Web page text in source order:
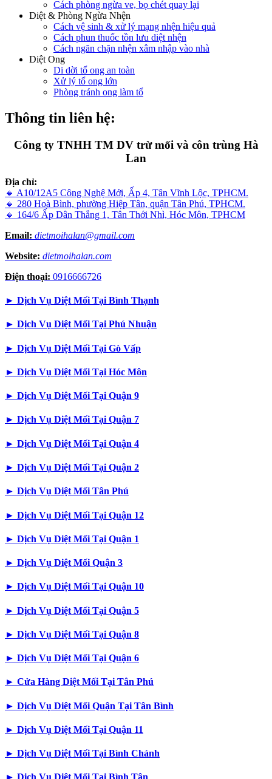
Cách phòng ngừa ve, bọ chét quay lại
Diệt & Phòng Ngừa Nhện
Cách vệ sinh & xử lý mạng nhện hiệu quả
Cách phun thuốc tồn lưu diệt nhện
Cách ngăn chặn nhện xâm nhập vào nhà
Diệt Ong
Di dời tổ ong an toàn
Xử lý tổ ong lớn
Phòng tránh ong làm tổ
Thông tin liên hệ:
Công ty TNHH TM DV trừ mối và côn trùng Hà
Lan
Địa chỉ:
🔸 A10/12A5 Công Nghệ Mới, Ấp 4, Tân Vĩnh Lộc, TPHCM.
🔸 280 Hoà Bình, phường Hiệp Tân, quận Tân Phú, TPHCM.
🔸 164/6 Ấp Dân Thắng 1, Tân Thới Nhì, Hóc Môn, TPHCM
Email: dietmoihalan@gmail.com
Website: dietmoihalan.com
Điện thoại: 0916666726
► Dịch Vụ Diệt Mối Tại Bình Thạnh
► Dịch Vụ Diệt Mối Tại Phú Nhuận
► Dịch Vụ Diệt Mối Tại Gò Vấp
► Dịch Vụ Diệt Mối Tại Hóc Môn
► Dịch Vụ Diệt Mối Tại Quận 9
► Dịch Vụ Diệt Mối Tại Quận 7
► Dịch Vụ Diệt Mối Tại Quận 4
► Dịch Vụ Diệt Mối Tại Quận 2
► Dịch Vụ Diệt Mối Tân Phú
► Dịch Vụ Diệt Mối Tại Quận 12
► Dịch Vụ Diệt Mối Tại Quận 1
► Dịch Vụ Diệt Mối Quận 3
► Dịch Vụ Diệt Mối Tại Quận 10
► Dịch Vụ Diệt Mối Tại Quận 5
► Dịch Vụ Diệt Mối Tại Quận 8
► Dịch Vụ Diệt Mối Tại Quận 6
► Cửa Hàng Diệt Mối Tại Tân Phú
► Dịch Vụ Diệt Mối Quận Tại Tân Bình
► Dịch Vụ Diệt Mối Tại Quận 11
► Dịch Vụ Diệt Mối Tại Bình Chánh